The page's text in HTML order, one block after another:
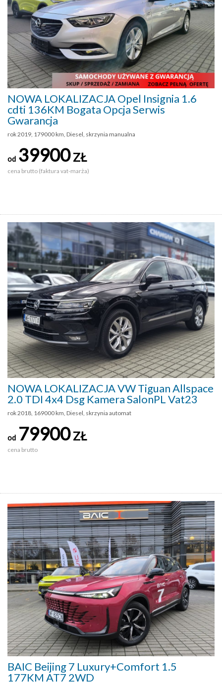
NOWA LOKALIZACJA Opel Insignia 1.6
cdti 136KM Bogata Opcja Serwis
Gwarancja
rok 2019, 179000 km, Diesel, skrzynia manualna
od 39900ZŁ
cena brutto (faktura vat-marża)
NOWA LOKALIZACJA VW Tiguan Allspace
2.0 TDI 4x4 Dsg Kamera SalonPL Vat23
rok 2018, 169000 km, Diesel, skrzynia automat
od 79900ZŁ
cena brutto
BAIC Beijing 7 Luxury+Comfort 1.5
177KM AT7 2WD